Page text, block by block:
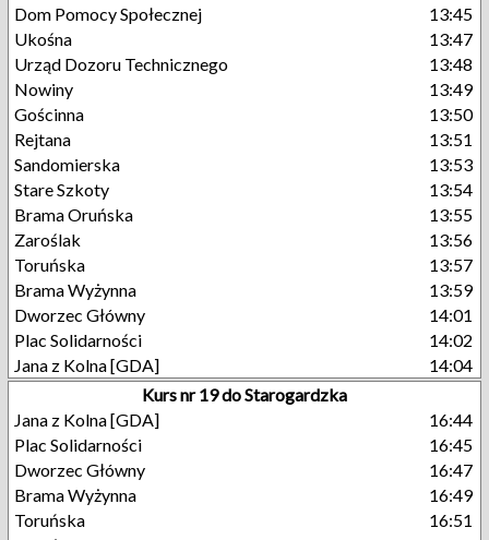
Dom Pomocy Społecznej
13:45
Ukośna
13:47
Urząd Dozoru Technicznego
13:48
Nowiny
13:49
Gościnna
13:50
Rejtana
13:51
Sandomierska
13:53
Stare Szkoty
13:54
Brama Oruńska
13:55
Zaroślak
13:56
Toruńska
13:57
Brama Wyżynna
13:59
Dworzec Główny
14:01
Plac Solidarności
14:02
Jana z Kolna [GDA]
14:04
Kurs nr 19 do Starogardzka
Jana z Kolna [GDA]
16:44
Plac Solidarności
16:45
Dworzec Główny
16:47
Brama Wyżynna
16:49
Toruńska
16:51